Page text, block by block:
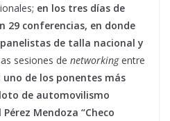
en los tres días de
29 conferencias, en donde
de talla nacional y
sesiones de networkingentre
uno de los ponentes más
de automovilismo
Mendoza “Checo